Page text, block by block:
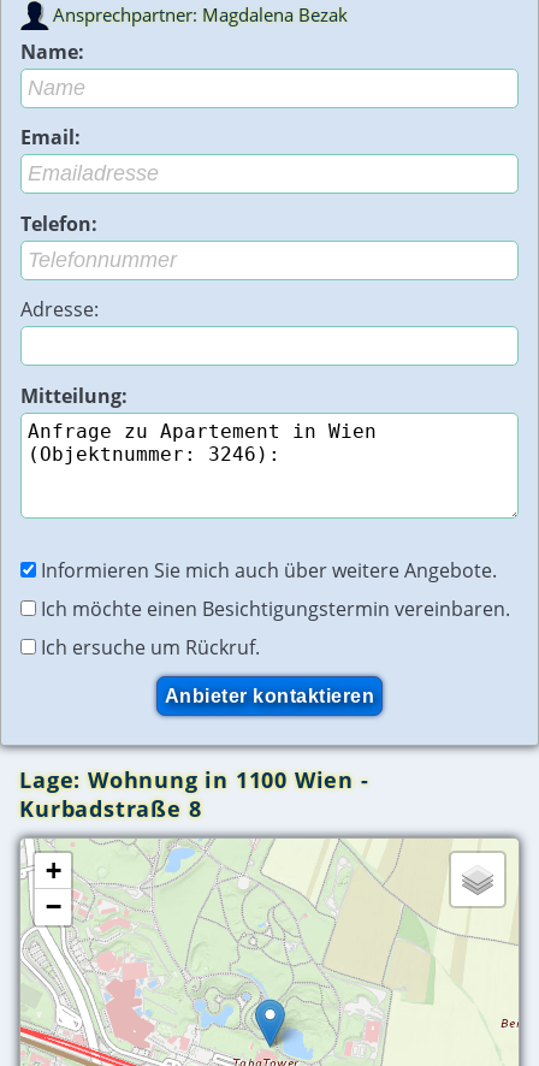
Ansprechpartner: Magdalena Bezak
Name:
Email:
Telefon:
Adresse:
Mitteilung:
Informieren Sie mich auch über weitere Angebote.
Ich möchte einen Besichtigungstermin vereinbaren.
Ich ersuche um Rückruf.
Lage: Wohnung in 1100 Wien -
Kurbadstraße 8
+
−